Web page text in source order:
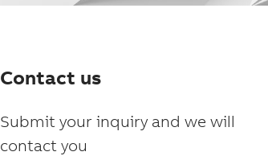
Contact us
Submit your inquiry and we will
contact you